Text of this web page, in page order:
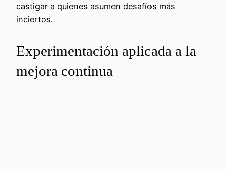
castigar a quienes asumen desafíos más
inciertos.
Experimentación aplicada a la
mejora continua